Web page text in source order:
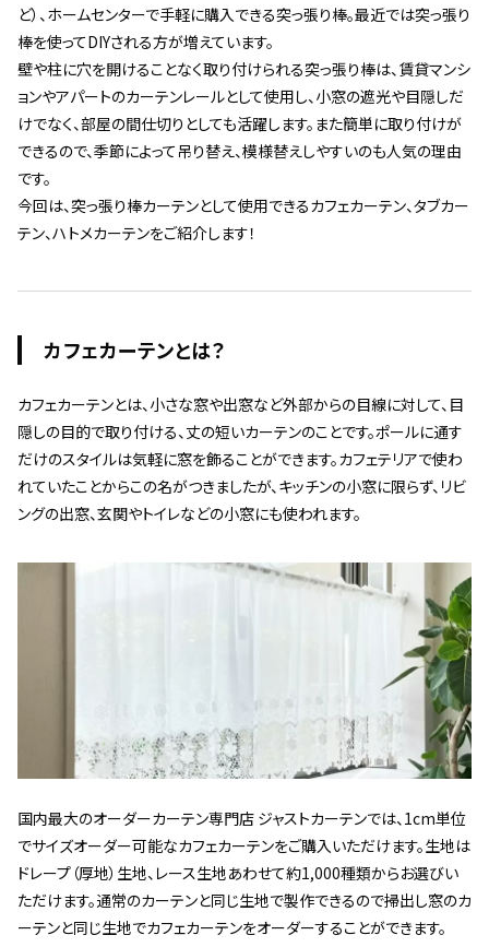
ど）、ホームセンターで手軽に購入できる突っ張り棒。最近では突っ張り
棒を使ってDIYされる方が増えています。
壁や柱に穴を開けることなく取り付けられる突っ張り棒は、賃貸マンシ
ョンやアパートのカーテンレールとして使用し、小窓の遮光や目隠しだ
けでなく、部屋の間仕切りとしても活躍します。また簡単に取り付けが
できるので、季節によって吊り替え、模様替えしやすいのも人気の理由
です。
今回は、突っ張り棒カーテンとして使用できるカフェカーテン、タブカー
テン、ハトメカーテンをご紹介します！
カフェカーテンとは？
カフェカーテンとは、小さな窓や出窓など外部からの目線に対して、目
隠しの目的で取り付ける、丈の短いカーテンのことです。ポールに通す
だけのスタイルは気軽に窓を飾ることができます。カフェテリアで使わ
れていたことからこの名がつきましたが、キッチンの小窓に限らず、リビ
ングの出窓、玄関やトイレなどの小窓にも使われます。
国内最大のオーダーカーテン専門店 ジャストカーテンでは、1cm単位
でサイズオーダー可能なカフェカーテンをご購入いただけます。生地は
ドレープ（厚地）生地、レース生地あわせて約1,000種類からお選びい
ただけます。通常のカーテンと同じ生地で製作できるので掃出し窓のカ
ーテンと同じ生地でカフェカーテンをオーダーすることができます。